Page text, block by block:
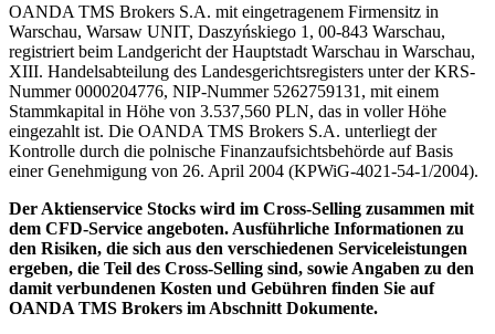
OANDA TMS Brokers S.A. mit eingetragenem Firmensitz in
Warschau, Warsaw UNIT, Daszyńskiego 1, 00-843 Warschau,
registriert beim Landgericht der Hauptstadt Warschau in Warschau,
XIII. Handelsabteilung des Landesgerichtsregisters unter der KRS-
Nummer 0000204776, NIP-Nummer 5262759131, mit einem
Stammkapital in Höhe von 3.537,560 PLN, das in voller Höhe
eingezahlt ist. Die OANDA TMS Brokers S.A. unterliegt der
Kontrolle durch die polnische Finanzaufsichtsbehörde auf Basis
einer Genehmigung von 26. April 2004 (KPWiG-4021-54-1/2004).
Der Aktienservice Stocks wird im Cross-Selling zusammen mit
dem CFD-Service angeboten. Ausführliche Informationen zu
den Risiken, die sich aus den verschiedenen Serviceleistungen
ergeben, die Teil des Cross-Selling sind, sowie Angaben zu den
damit verbundenen Kosten und Gebühren finden Sie auf
OANDA TMS Brokers im Abschnitt Dokumente.